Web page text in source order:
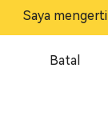
Saya mengerti
Batal